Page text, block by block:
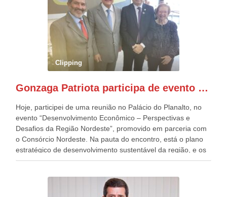
o deste ano, o maior e o mais organizado de todos. “Há
quatro décadas, como Patriota até no nome, participo
anualmente dos desfiles de Sete de Setembro, na
Esplanada dos Ministérios, em Brasília. Este ano, o governo
preparou espaços com cadeiras e coberturas, para 30.000
pessoas, só que o número de Patriotas Brasileiros
Independentes, dobrou na Esplanada. Eu, Lula e os
Patriota.
Clipping
Gonzaga Patriota participa de evento em prol do desenvolvimento do Nordeste
Hoje, participei de uma reunião no Palácio do Planalto, no
evento “Desenvolvimento Econômico – Perspectivas e
Desafios da Região Nordeste”, promovido em parceria com
o Consórcio Nordeste. Na pauta do encontro, está o plano
estratégico de desenvolvimento sustentável da região, e os
desafios para a elaboração de políticas públicas, que
evento contou com a presença do Vice-presidente Geraldo
Alckmin, que também ocupa o Ministério do